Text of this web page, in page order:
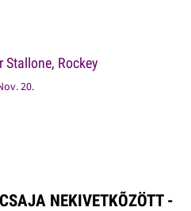
Stallone, Rockey
20.
NEKIVETKÕZÖTT -